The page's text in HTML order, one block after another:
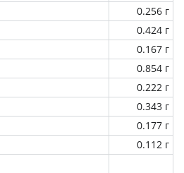
0.256 г
0.424 г
0.167 г
0.854 г
0.222 г
0.343 г
0.177 г
0.112 г